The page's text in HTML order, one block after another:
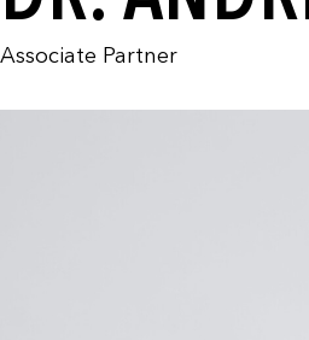
Associate Partner